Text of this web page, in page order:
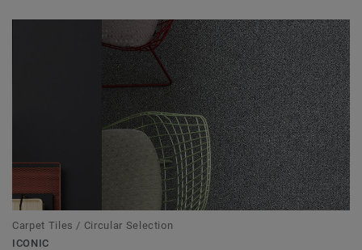
Carpet Tiles / Circular Selection
ICONIC